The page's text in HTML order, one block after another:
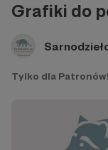
Grafiki do
Tylko dla Patronów!